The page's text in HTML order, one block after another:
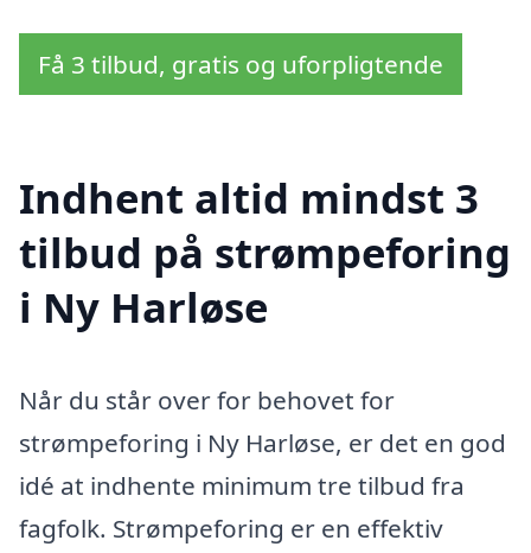
Få 3 tilbud, gratis og uforpligtende
Indhent altid mindst 3
tilbud på strømpeforing
i Ny Harløse
Når du står over for behovet for
strømpeforing i Ny Harløse, er det en god
idé at indhente minimum tre tilbud fra
fagfolk. Strømpeforing er en effektiv